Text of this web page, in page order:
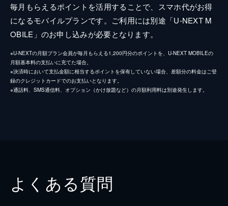
毎月もらえるポイントを活用することで、スマホ代がお得
になるモバイルプランです。ご利用には別途「U-NEXT M
OBILE」のお申し込みが必要となります。
※U-NEXTの月額プラン会員が毎月もらえる1,200円分のポイントを、U-NEXT MOBILEの
月額基本料の支払いに充てた場合。
※決済時において支払金額に相当するポイントを保有していない場合、差額分の料金はご登
録のクレジットカードでのお支払いとなります。
※通話料、SMS通信料、オプション（かけ放題など）の月額利用料は別途発生します。
よくある質問